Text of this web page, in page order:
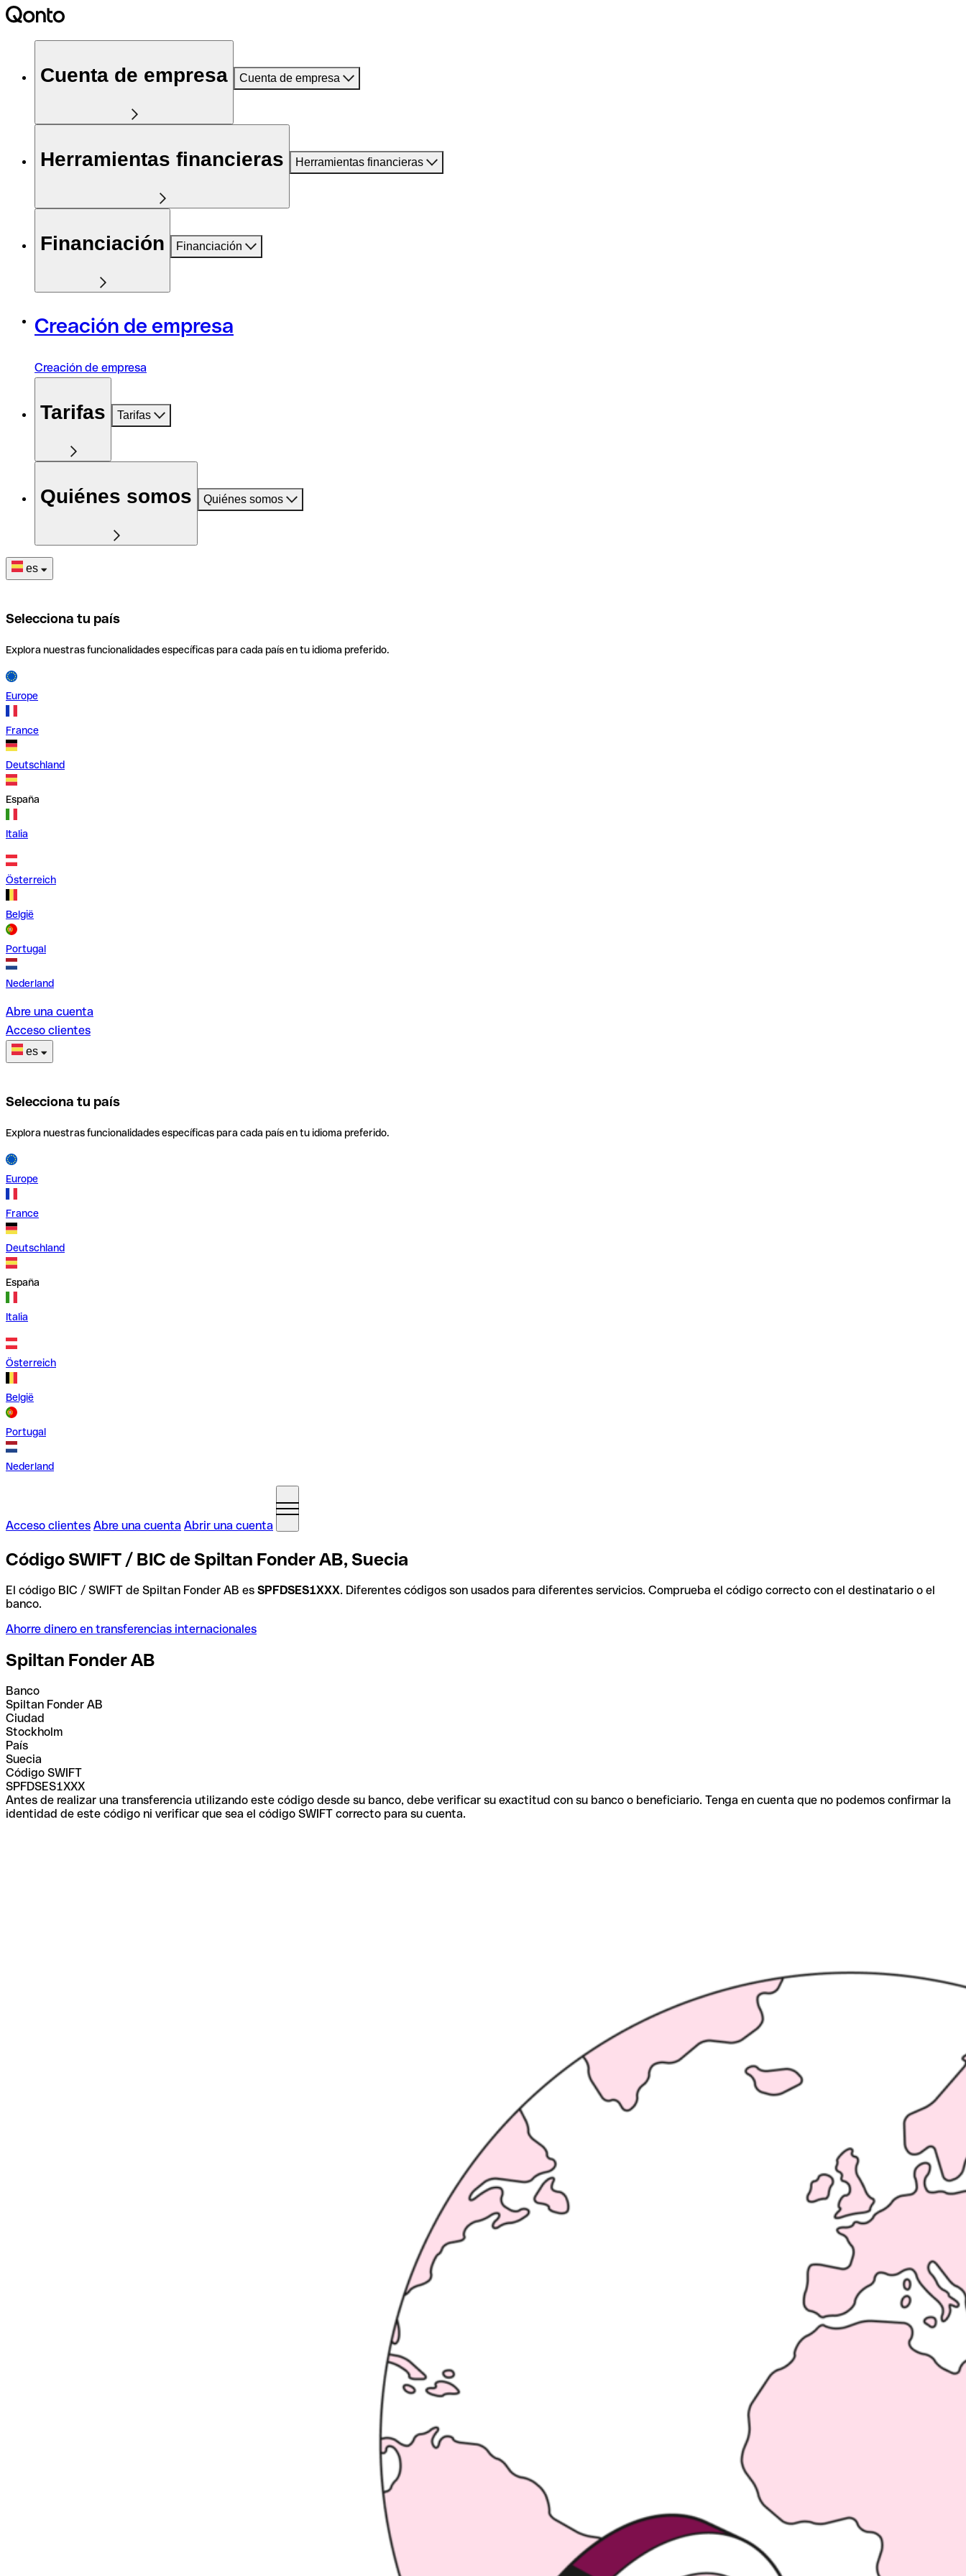
Cuenta de empresa Cuenta de empresa
Herramientas financieras Herramientas financieras
Financiación Financiación
Creación de empresa
Creación de empresa
Tarifas Tarifas
Quiénes somos Quiénes somos
es
Selecciona tu país
Explora nuestras funcionalidades específicas para cada país en tu idioma preferido.
Europe
France
Deutschland
España
Italia
Österreich
België
Portugal
Nederland
Abre una cuenta
Acceso clientes
es
Selecciona tu país
Explora nuestras funcionalidades específicas para cada país en tu idioma preferido.
Europe
France
Deutschland
España
Italia
Österreich
België
Portugal
Nederland
Acceso clientes Abre una cuenta Abrir una cuenta
Código SWIFT / BIC de Spiltan Fonder AB, Suecia
El código BIC / SWIFT de Spiltan Fonder AB es SPFDSES1XXX. Diferentes códigos son usados para diferentes servicios. Comprueba el código correcto con el destinatario o el
banco.
Ahorre dinero en transferencias internacionales
Spiltan Fonder AB
Banco
Spiltan Fonder AB
Ciudad
Stockholm
País
Suecia
Código SWIFT
SPFDSES1XXX
Antes de realizar una transferencia utilizando este código desde su banco, debe verificar su exactitud con su banco o beneficiario. Tenga en cuenta que no podemos confirmar la
identidad de este código ni verificar que sea el código SWIFT correcto para su cuenta.